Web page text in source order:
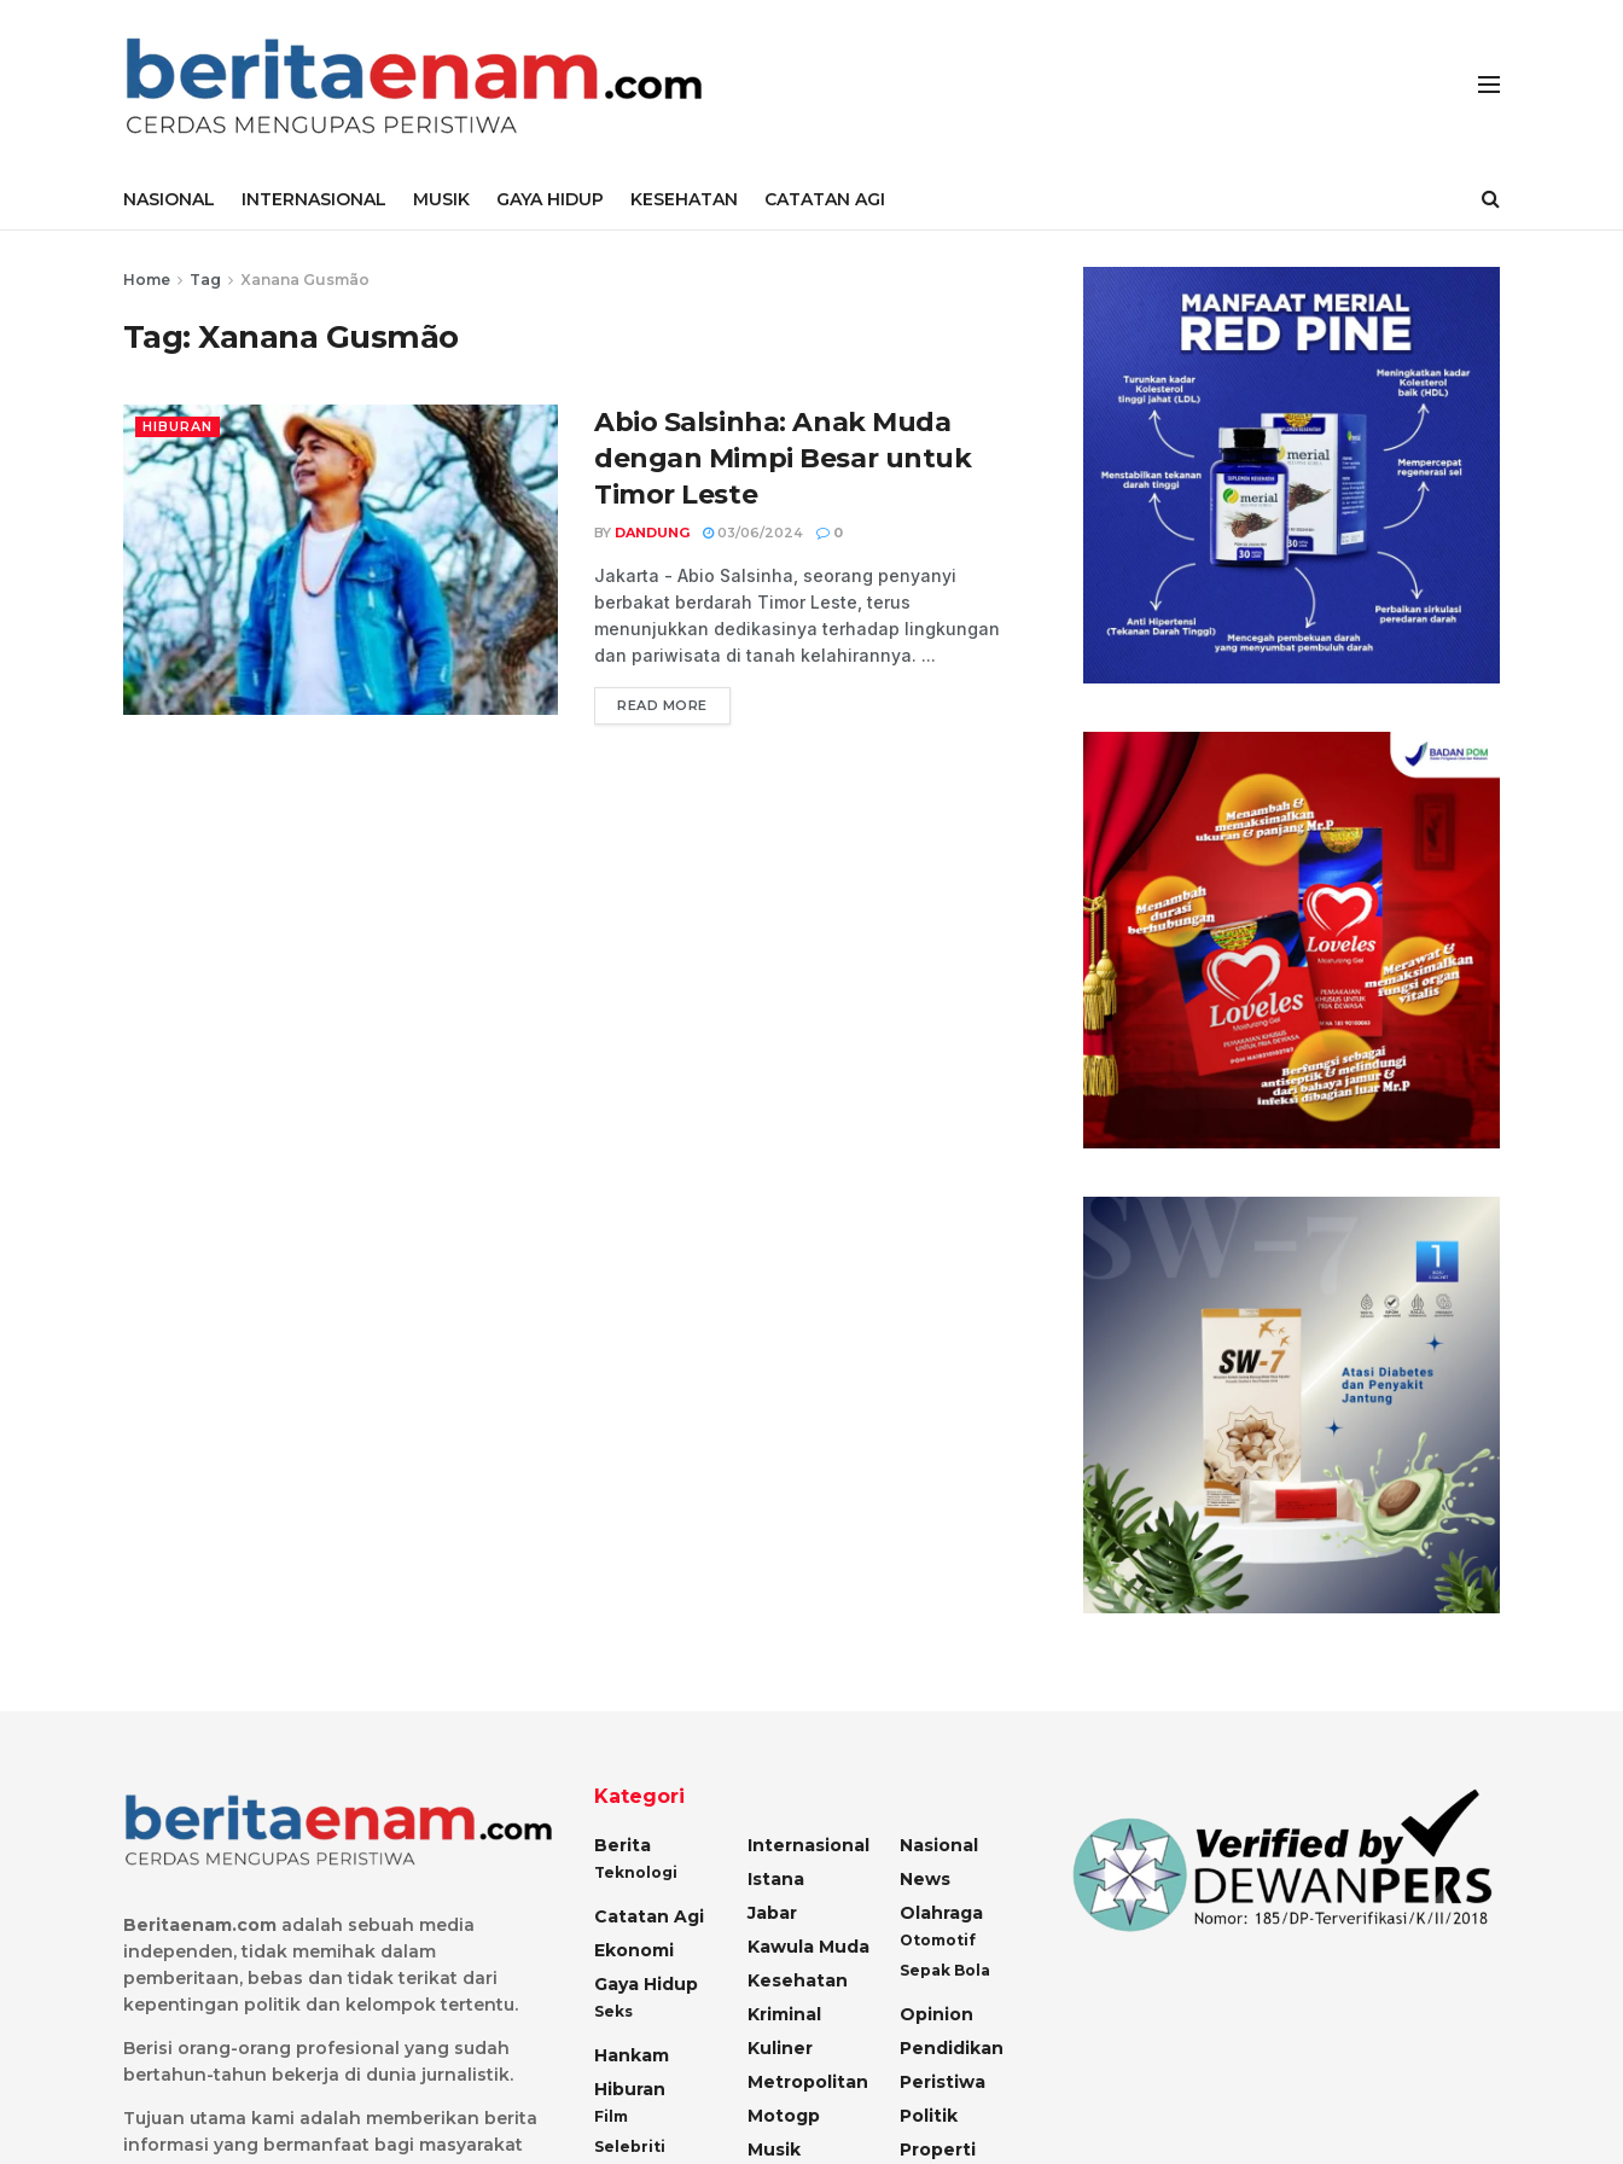
NASIONAL INTERNASIONAL MUSIK GAYA HIDUP KESEHATAN CATATAN AGI
Home Tag Xanana Gusmão
Tag:Xanana Gusmão
HIBURAN
Abio Salsinha: Anak Muda
dengan Mimpi Besar untuk
Timor Leste
BY DANDUNG 03/06/2024 0
Jakarta - Abio Salsinha, seorang penyanyi
berbakat berdarah Timor Leste, terus
menunjukkan dedikasinya terhadap lingkungan
dan pariwisata di tanah kelahirannya. ...
READ MORE
Beritaenam.com adalah sebuah media
independen, tidak memihak dalam
pemberitaan, bebas dan tidak terikat dari
kepentingan politik dan kelompok tertentu.
Berisi orang-orang profesional yang sudah
bertahun-tahun bekerja di dunia jurnalistik.
Tujuan utama kami adalah memberikan berita
informasi yang bermanfaat bagi masyarakat
Kategori
Berita
Teknologi
Catatan Agi
Ekonomi
Gaya Hidup
Seks
Hankam
Hiburan
Film
Selebriti
Internasional
Istana
Jabar
Kawula Muda
Kesehatan
Kriminal
Kuliner
Metropolitan
Motogp
Musik
Nasional
News
Olahraga
Otomotif
Sepak Bola
Opinion
Pendidikan
Peristiwa
Politik
Properti